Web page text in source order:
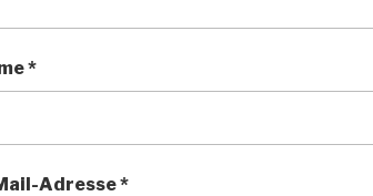
*
Adresse*